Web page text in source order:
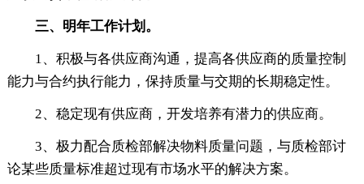
三、明年工作计划。
1、积极与各供应商沟通，提高各供应商的质量控制
能力与合约执行能力，保持质量与交期的长期稳定性。
2、稳定现有供应商，开发培养有潜力的供应商。
3、极力配合质检部解决物料质量问题，与质检部讨
论某些质量标准超过现有市场水平的解决方案。